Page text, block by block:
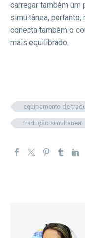
carregar também um
simultânea,
conecta também o
mais equilibrado.
equipamento de
tradução simultanea